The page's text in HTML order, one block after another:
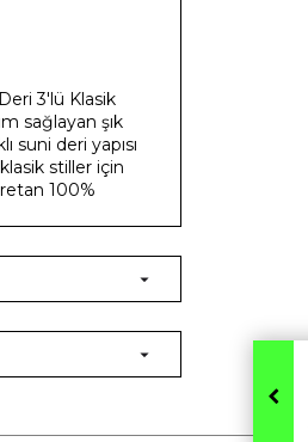
3'lü Klasik
sağlayan şık
suni deri yapısı
stiller için
100%